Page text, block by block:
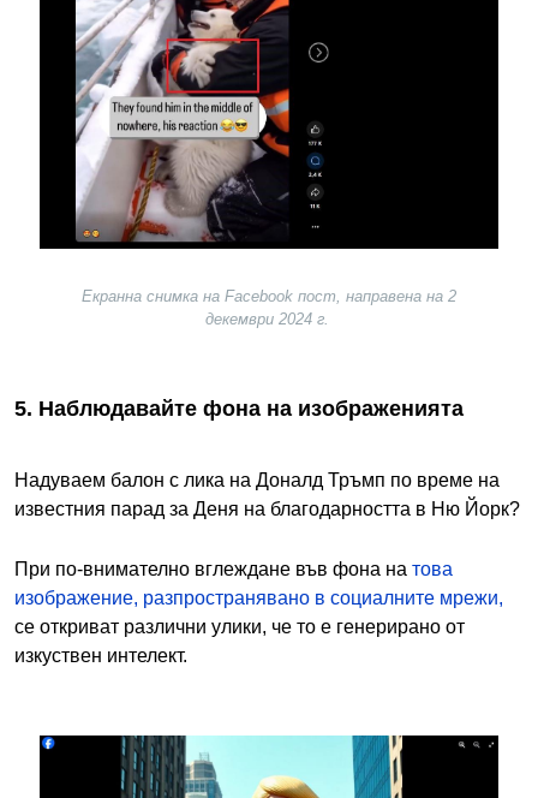
Екранна снимка на Facebook пост, направена на 2
декември 2024 г.
5. Наблюдавайте фона на изображенията
Надуваем балон с лика на Доналд Тръмп по време на
известния парад за Деня на благодарността в Ню Йорк?
При по-внимателно вглеждане във фона на това
изображение, разпространявано в социалните мрежи,
се откриват различни улики, че то е генерирано от
изкуствен интелект.
Image